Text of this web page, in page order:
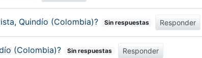
Quindío (Colombia)? Sin respuestas Responder
(Colombia)? Sin respuestas Responder